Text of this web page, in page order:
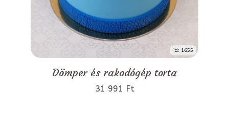
id: 1655
Dömper és rakodógép torta
31 991 Ft